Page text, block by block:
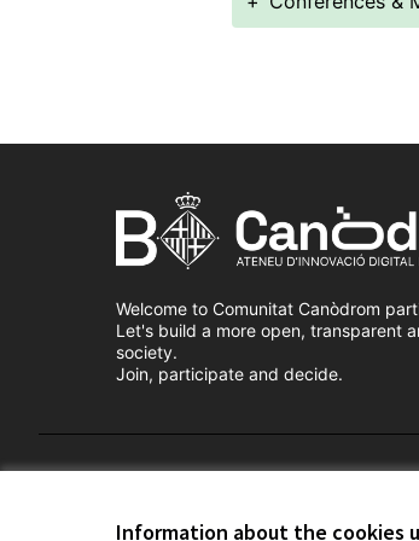
Information about the cookies
Welcome to Comunitat Canòdrom
Let's build a more open, transparent
society.
Join, participate and decide.